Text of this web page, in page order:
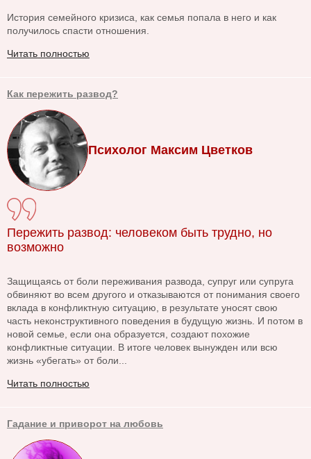
История семейного кризиса, как семья попала в него и как
получилось спасти отношения.
Читать полностью
Как пережить развод?
Психолог Максим Цветков
Пережить развод: человеком быть трудно, но
возможно
Защищаясь от боли переживания развода, супруг или супруга
обвиняют во всем другого и отказываются от понимания своего
вклада в конфликтную ситуацию, в результате уносят свою
часть неконструктивного поведения в будущую жизнь. И потом в
новой семье, если она образуется, создают похожие
конфликтные ситуации. В итоге человек вынужден или всю
жизнь «убегать» от боли...
Читать полностью
Гадание и приворот на любовь